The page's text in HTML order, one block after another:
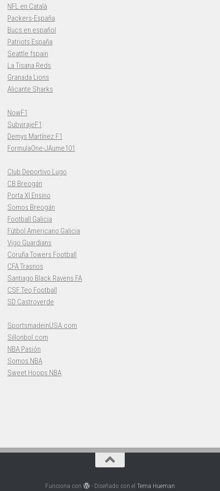
NFL en Català
Packers-España
Bucs en español
Patriots España
Seattle fspain
La Tisana Reds
Granada Lions
Alicante Sharks
NowF1
SubvirajeF1
Demys Martínez F1
FormulaOne-JAume101
Club Deportivo Lugo
CB Breogán
Porta XI Ensino
Somos Breogán
Football Galicia
Fútbol Americano Galicia
Vigo Guardians
Coruña Towers Football
CFA Trasnos
Santiago Black Ravens FA
CSF Teo Football
SD Castroverde
SportsmadeinUSA.com
Sillonbol.com
NBA Pasión
Somos NBA
Sweet Hoops NBA
Funciona con - Diseñado con el Tema Hueman